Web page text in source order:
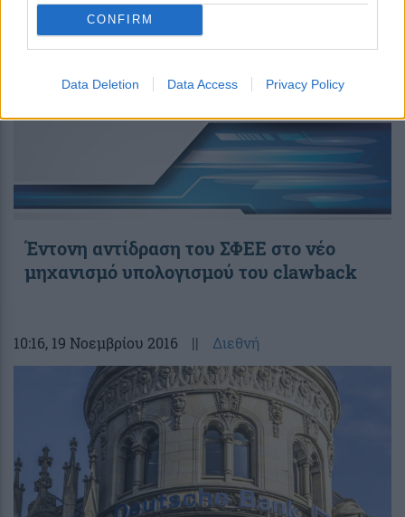
CONFIRM
Data Deletion Data Access Privacy Policy
Έντονη αντίδραση του ΣΦΕΕ στο νέο
μηχανισμό υπολογισμού του clawback
10:16, 19 Νοεμβρίου 2016 || Διεθνή